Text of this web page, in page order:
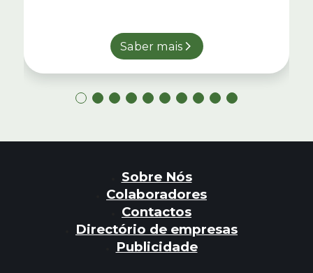
Saber mais
Sobre Nós
Colaboradores
Contactos
Directório de empresas
Publicidade